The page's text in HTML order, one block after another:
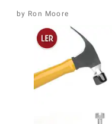
Ron Moore